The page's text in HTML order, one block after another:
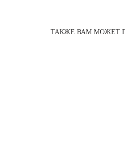
ТАКЖЕ ВАМ МОЖЕТ